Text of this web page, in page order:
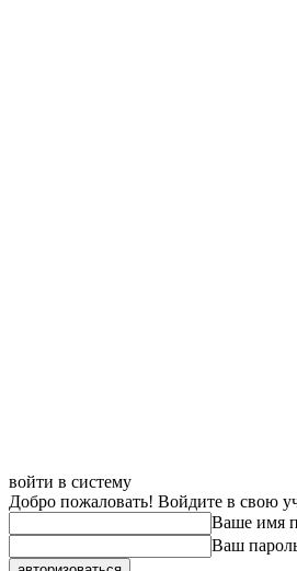
войти в систему
Добро пожаловать! Войдите в свою
Ваше имя
Ваш